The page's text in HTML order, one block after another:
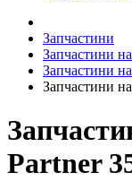
Запчастини
Запчастини
Запчастини
Запчастини
Partner